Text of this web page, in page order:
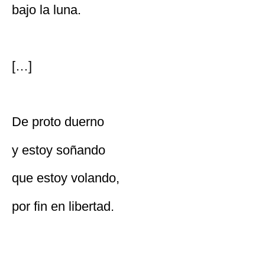
bajo la luna.
[…]
De proto duerno
y estoy soñando
que estoy volando,
por fin en libertad.